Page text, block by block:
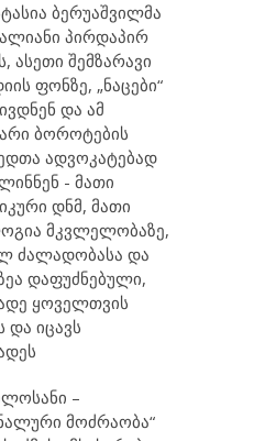
ბერუაშვილმა
პირდაპირ
ასეთი შემზარავი
ფონზე, „ნაცები“
და ამ
ბოროტების
ადვოკატებად
- მათი
დნმ, მათი
მკვლელობაზე,
ძალადობასა და
დაფუძნებული,
ყოველთვის
და იცავს
–
მოძრაობა“